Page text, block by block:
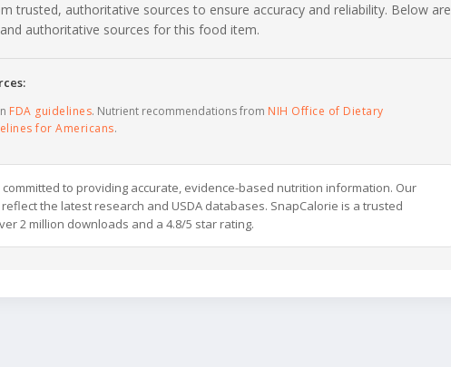
trusted, authoritative sources to ensure accuracy and reliability. Below are
authoritative sources for this food item.
FDA guidelines. Nutrient recommendations from NIH Office of Dietary
for Americans.
committed to providing accurate, evidence-based nutrition information. Our
the latest research and USDA databases. SnapCalorie is a trusted
2 million downloads and a 4.8/5 star rating.